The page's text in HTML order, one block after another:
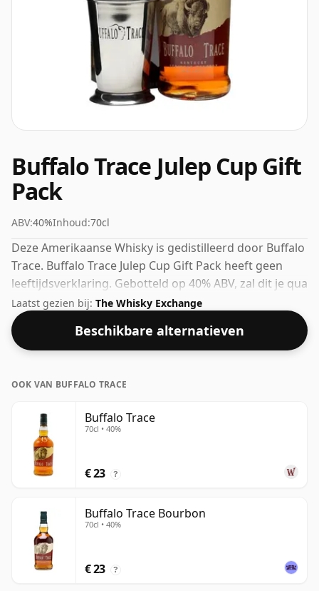
Buffalo Trace Julep Cup Gift
Pack
ABV:40%Inhoud:70cl
Deze Amerikaanse Whisky is gedistilleerd door Buffalo
Trace. Buffalo Trace Julep Cup Gift Pack heeft geen
leeftijdsverklaring. Gebotteld op 40% ABV, zal dit je qua
sterkte niet van je sokken blazen, maar het zal zeker
een drinkbare geest zijn.
Laatst gezien bij: The Whisky Exchange
Beschikbare alternatieven
OOK VAN BUFFALO TRACE
Buffalo Trace
70cl • 40%
€ 23 ?
Buffalo Trace Bourbon
70cl • 40%
€ 23 ?